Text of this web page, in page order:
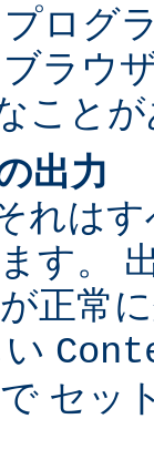
ログ
ラウ
こと
出力
れは
す。
正常
セッ